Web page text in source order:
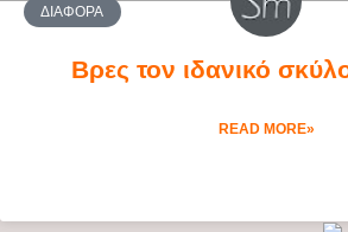
ΔΙΆΦΟΡΑ
Βρες τον ιδανικό
READ MORE»